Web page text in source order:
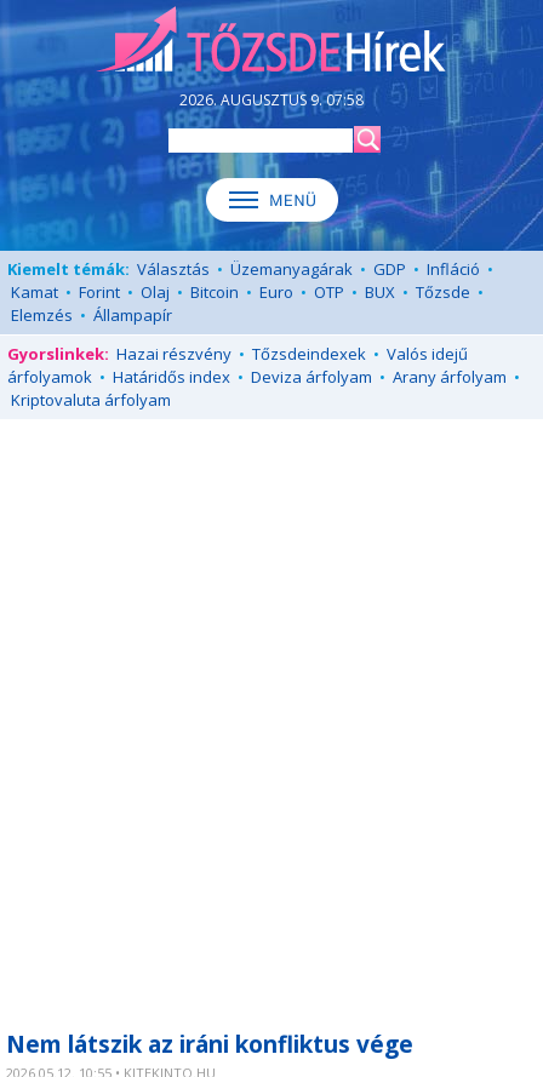
2026. AUGUSZTUS 9. 07:58
Kiemelt témák: Választás • Üzemanyagárak • GDP • Infláció •
Kamat • Forint • Olaj • Bitcoin • Euro • OTP • BUX • Tőzsde •
Elemzés • Állampapír
Gyorslinkek: Hazai részvény • Tőzsdeindexek • Valós idejű
árfolyamok • Határidős index • Deviza árfolyam • Arany árfolyam •
Kriptovaluta árfolyam
Nem látszik az iráni konfliktus vége
2026.05.12. 10:55 • KITEKINTO.HU